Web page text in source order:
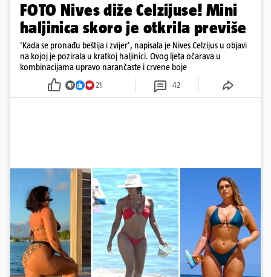
FOTO Nives diže Celzijuse! Mini
haljinica skoro je otkrila previše
'Kada se pronađu beštija i zvijer', napisala je Nives Celzijus u objavi
na kojoj je pozirala u kratkoj haljinici. Ovog ljeta očarava u
kombinacijama upravo narančaste i crvene boje
21 42